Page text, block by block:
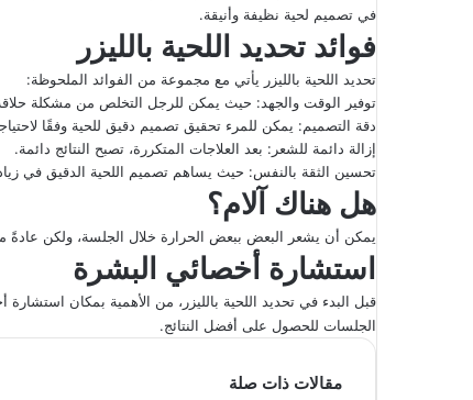
في تصميم لحية نظيفة وأنيقة.
فوائد تحديد اللحية بالليزر
تحديد اللحية بالليزر يأتي مع مجموعة من الفوائد الملحوظة:
توفير الوقت والجهد: حيث يمكن للرجل التخلص من مشكلة حلاقة
دقة التصميم: يمكن للمرء تحقيق تصميم دقيق للحية وفقًا
إزالة دائمة للشعر: بعد العلاجات المتكررة، تصبح النتائج دائمة.
تحسين الثقة بالنفس: حيث يساهم تصميم اللحية الدقيق في
هل هناك آلام؟
يمكن أن يشعر البعض ببعض الحرارة خلال الجلسة، ولكن عادةً
استشارة أخصائي البشرة
قبل البدء في تحديد اللحية بالليزر، من الأهمية بمكان
الجلسات للحصول على أفضل النتائج.
مقالات ذات صلة